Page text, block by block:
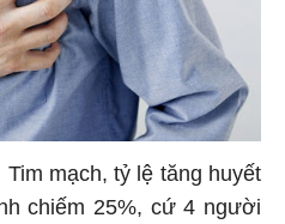
mạch, tỷ lệ tăng huyết
chiếm 25%, cứ 4 người